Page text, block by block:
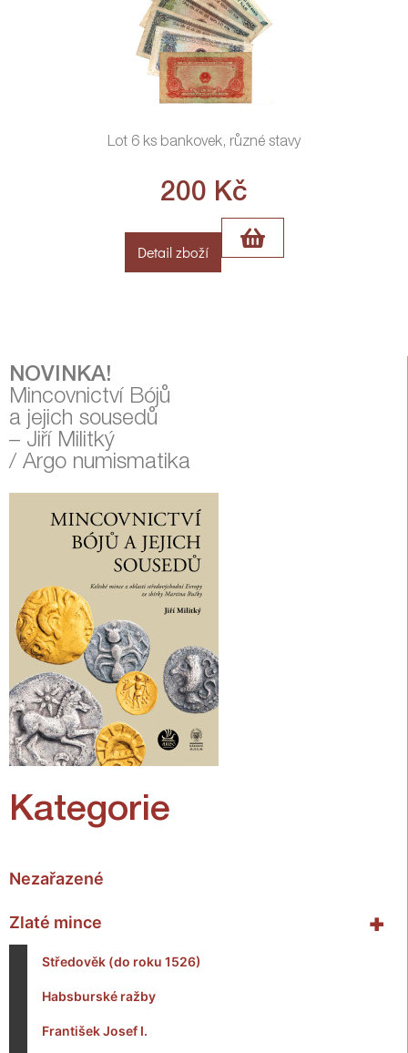
NOVINKA!
Mincovnictví Bójů
a jejich sousedů
– Jiří Militký
/ Argo numismatika
Kategorie
Nezařazené
+
Zlaté mince
Středověk (do roku 1526)
Habsburské ražby
František Josef I.
Lot 6 ks bankovek, různé stavy
200 Kč
Detail zboží